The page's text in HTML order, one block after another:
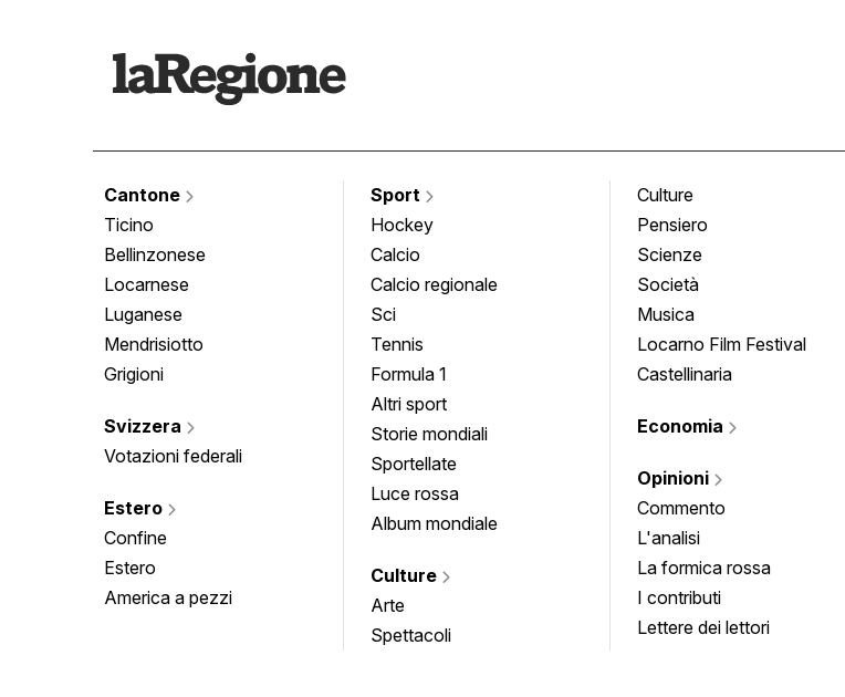
Cantone
Ticino
Bellinzonese
Locarnese
Luganese
Mendrisiotto
Grigioni
Svizzera
Votazioni federali
Estero
Confine
Estero
America a pezzi
Sport
Hockey
Calcio
Calcio regionale
Sci
Tennis
Formula 1
Altri sport
Storie mondiali
Sportellate
Luce rossa
Album mondiale
Culture
Arte
Spettacoli
Culture
Pensiero
Scienze
Società
Musica
Locarno Film Festival
Castellinaria
Economia
Opinioni
Commento
L'analisi
La formica rossa
I contributi
Lettere dei lettori